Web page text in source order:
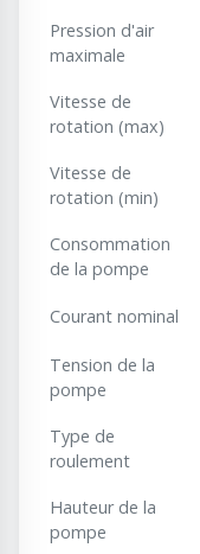
Pression d'air
maximale
Vitesse de
rotation (max)
Vitesse de
rotation (min)
Consommation
de la pompe
Courant nominal
Tension de la
pompe
Type de
roulement
Hauteur de la
pompe